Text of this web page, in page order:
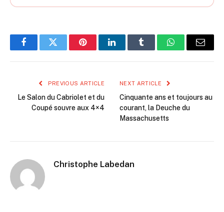
FacebookTwitter PinterestLinkedInTumblr WhatsAppEmail
PREVIOUS ARTICLE
Le Salon du Cabriolet et du
Coupé souvre aux 4×4
NEXT ARTICLE
Cinquante ans et toujours au
courant, la Deuche du
Massachusetts
Christophe Labedan